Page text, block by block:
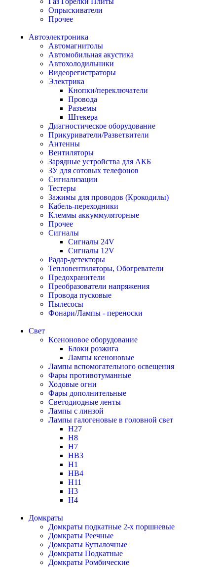
Опрыскиватели
Прочее
Автоэлектроника
Автомагнитолы
Автомобильная акустика
Автохолодильники
Видеорегистраторы
Электрика
Кнопки/переключатели
Провода
Разъемы
Штекера
Диагностическое оборудование
Прикуриватели/Разветвители
Антенны
Вентиляторы
Зарядные устройства для АКБ
ЗУ для сотовых телефонов
Сигнализации
Тестеры
Зажимы для проводов (Крокодилы)
Кабель-переходники
Клеммы аккуммуляторные
Прочее
Сигналы
Сигналы 24V
Сигналы 12V
Радар-детекторы
Тепловентиляторы, Обогреватели
Предохранители
Преобразователи напряжения
Провода пусковые
Пылесосы
Фонари/Лампы - переноски
Свет
Ксеноновое оборудование
Блоки розжига
Лампы ксеноновые
Лампы вспомогательного освещения
Фары противотуманные
Ходовые огни
Фары дополнительные
Светодиодные ленты
Лампы с линзой
Лампы галогеновые в головной свет
H27
H8
H7
HB3
H1
HB4
H11
H3
H4
Домкраты
Домкраты подкатные 2-х поршневые
Домкраты Реечные
Домкраты Бутылочные
Домкраты Подкатные
Домкраты Ромбические